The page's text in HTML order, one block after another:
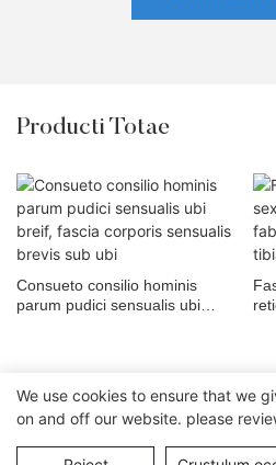
Producti Totae
Consueto consilio hominis
parum pudici sensualis ubi
Copyright © 2026 Dongguan
We use cookies to ensure that we
on and off our website. please